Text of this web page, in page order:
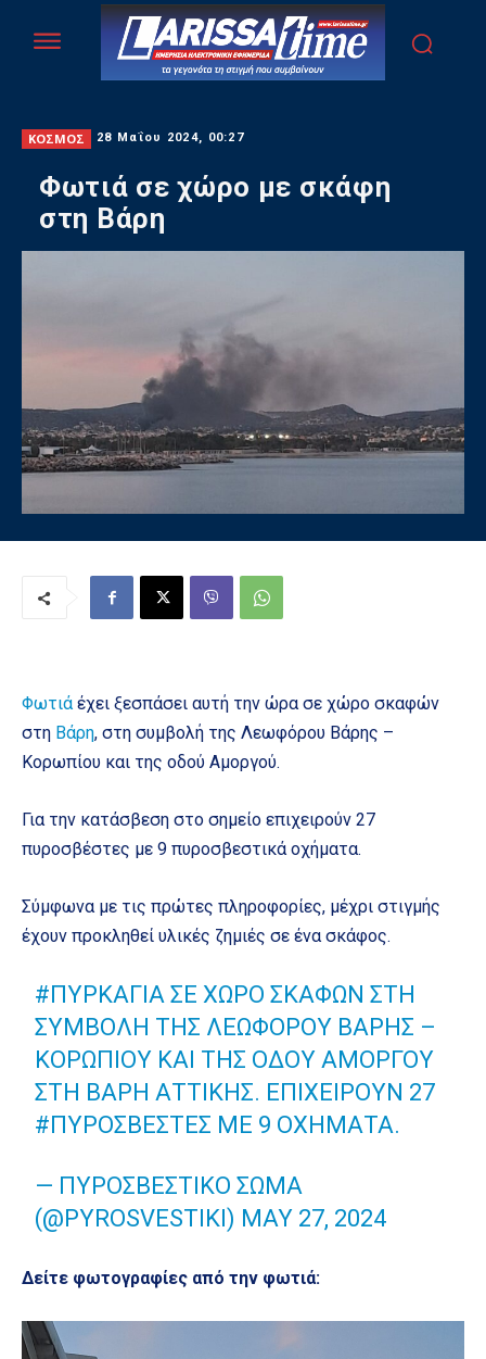
ΚΟΣΜΟΣ 28 Μαΐου 2024, 00:27
Φωτιά σε χώρο με σκάφη
στη Βάρη
Φωτιάέχει ξεσπάσει αυτή την ώρα σε χώρο σκαφών
στη Βάρη, στη συμβολή της Λεωφόρου Βάρης –
Κορωπίου και της οδού Αμοργού.
Για την κατάσβεση στο σημείο επιχειρούν 27
πυροσβέστες με 9 πυροσβεστικά οχήματα.
Σύμφωνα με τις πρώτες πληροφορίες, μέχρι στιγμής
έχουν προκληθεί υλικές ζημιές σε ένα σκάφος.
#ΠΥΡΚΑΓΙΆ ΣΕ ΧΏΡΟ ΣΚΑΦΏΝ ΣΤΗ
ΣΥΜΒΟΛΉ ΤΗΣ ΛΕΩΦΌΡΟΥ ΒΆΡΗΣ –
ΚΟΡΩΠΊΟΥ ΚΑΙ ΤΗΣ ΟΔΟΎ ΑΜΟΡΓΟΎ
ΣΤΗ ΒΆΡΗ ΑΤΤΙΚΉΣ. ΕΠΙΧΕΙΡΟΎΝ 27
#ΠΥΡΟΣΒΈΣΤΕΣ ΜΕ 9 ΟΧΉΜΑΤΑ.
— ΠΥΡΟΣΒΕΣΤΙΚΌ ΣΏΜΑ
(@PYROSVESTIKI) MAY 27, 2024
Δείτε φωτογραφίες από την φωτιά: